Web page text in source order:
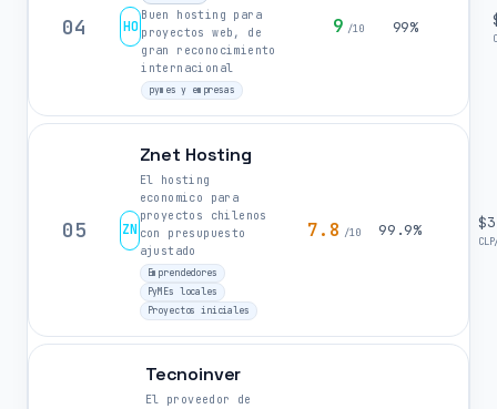
04 HO
Buen hosting para
proyectos web, de
gran reconocimiento
internacional
pymes y empresas
9 /10 99%
05 ZN
Znet Hosting
El hosting
economico para
proyectos chilenos
con presupuesto
ajustado
Emprendedores
PyMEs locales
Proyectos iniciales
7.8 /10 99.9%
Tecnoinver
El proveedor de